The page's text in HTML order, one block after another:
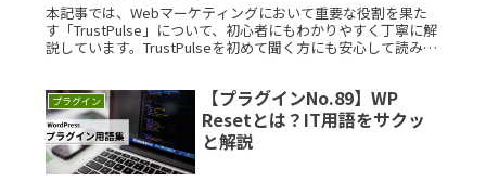
本記事では、Webマーケティングにおいて重要な役割を果た
す「TrustPulse」について、初心者にもわかりやすく丁寧に解
説しています。TrustPulseを初めて聞く方にも安心して読み進
プラグイン
【プラグインNo.89】WP
Resetとは？IT用語をサクッ
と解説